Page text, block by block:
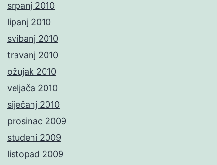
srpanj 2010
lipanj 2010
svibanj 2010
travanj 2010
ožujak 2010
veljača 2010
siječanj 2010
prosinac 2009
studeni 2009
listopad 2009